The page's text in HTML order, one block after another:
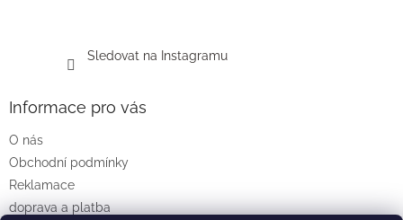
Sledovat na Instagramu
Informace pro vás
O nás
Obchodní podmínky
Reklamace
doprava a platba